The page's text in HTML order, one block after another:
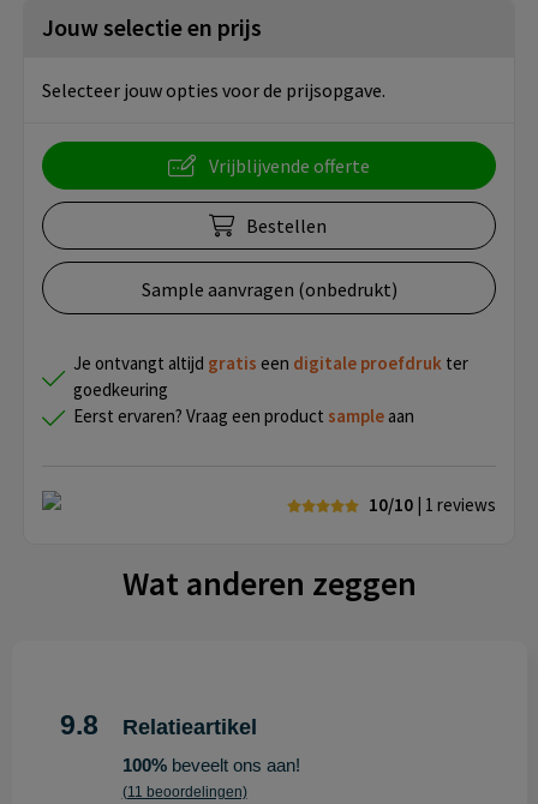
Jouw selectie en prijs
Selecteer jouw opties voor de prijsopgave.
Vrijblijvende offerte
Bestellen
Sample aanvragen (onbedrukt)
Je ontvangt altijd gratis een digitale proefdruk ter
goedkeuring
Eerst ervaren? Vraag een product sample aan
10/10 | 1 reviews
Wat anderen zeggen
9.8 Relatieartikel
100%beveelt ons aan!
(11 beoordelingen)